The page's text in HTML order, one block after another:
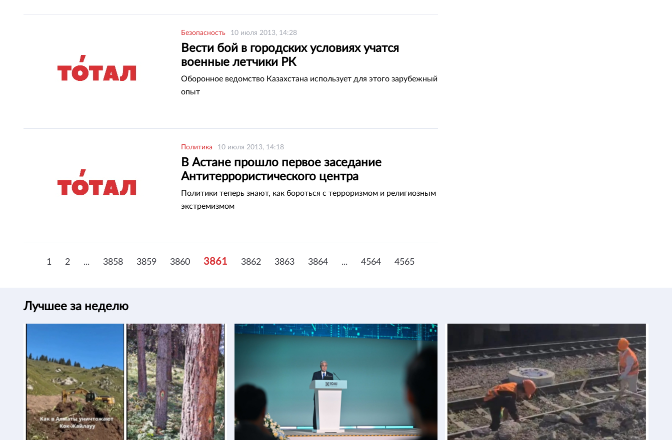
Безопасность 10 июля 2013, 14:28
Вести бой в городских условиях учатся
военные летчики РК
Оборонное ведомство Казахстана использует для этого зарубежный
опыт
Политика 10 июля 2013, 14:18
В Астане прошло первое заседание
Антитеррористического центра
Политики теперь знают, как бороться с терроризмом и религиозным
экстремизмом
1 2 ... 3858 3859 3860 3861 3862 3863 3864 ... 4564 4565
Лучшее за неделю